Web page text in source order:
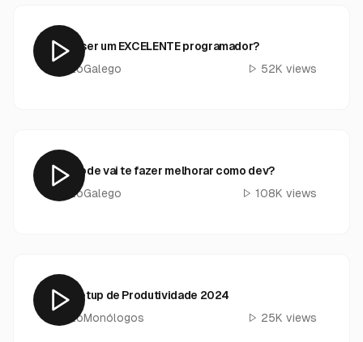
Como ser um EXCELENTE programador?
@GutoGalego
52K views
LeetCode vai te fazer melhorar como dev?
@GutoGalego
108K views
Meu Setup de Produtividade 2024
@GutoMonólogos
25K views